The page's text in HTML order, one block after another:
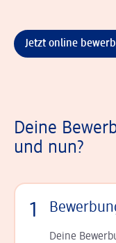
Jetzt online
Deine
und nun?
1
Deine